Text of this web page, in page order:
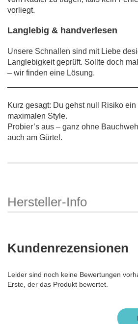
vorliegt.
Langlebig & handverlesen
Unsere Schnallen sind mit Liebe
Langlebigkeit geprüft. Sollte doch
– wir finden eine Lösung.
Kurz gesagt: Du gehst null Risiko
maximalen Style.
Probier’s aus – ganz ohne
auch am Gürtel.
Hersteller-Info
Kundenrezensionen
Leider sind noch keine Bewertungen
Erste, der das Produkt bewertet.